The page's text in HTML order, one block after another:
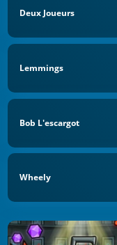
Deux Joueurs
Lemmings
Bob L'escargot
Wheely